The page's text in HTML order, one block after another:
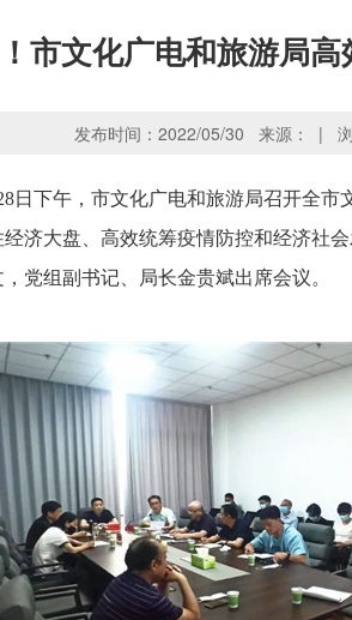
市文化广电和旅游局
发布时间：2022/05/30 来源： | 浏
日下午，市文化广电和旅游局召开全
济大盘、高效统筹疫情防控和经济社
党组副书记、局长金贵斌出席会议。